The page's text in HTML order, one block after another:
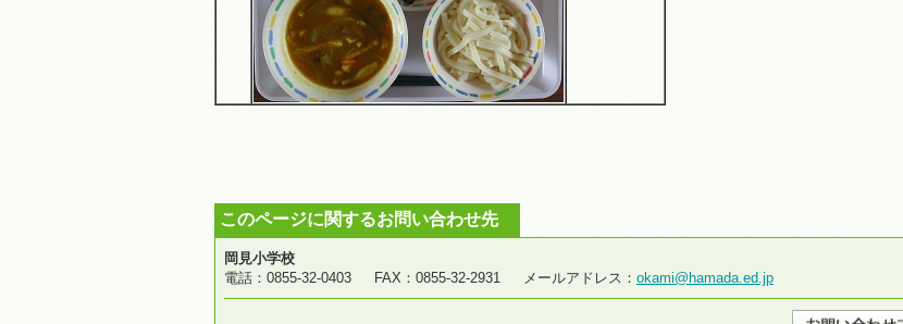
このページに関するお問い合わせ先
岡見小学校
電話：0855-32-0403 FAX：0855-32-2931 メールアドレス： okami@hamada.ed.jp